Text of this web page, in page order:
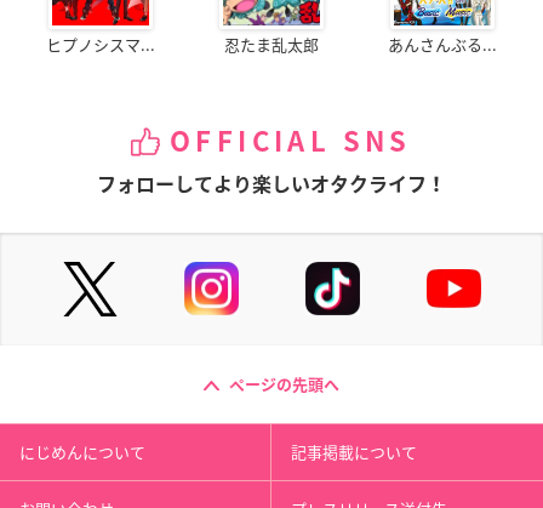
ヒプノシスマ... 忍たま乱太郎 あんさんぶる...
OFFICIAL SNS
フォローしてより楽しいオタクライフ！
ページの先頭へ
にじめんについて 記事掲載について